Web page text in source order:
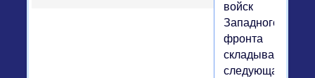
войск
Западного
фронта
складывалась
следующая.